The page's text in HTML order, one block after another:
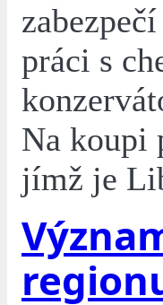
práci s
Na koupi
jímž je